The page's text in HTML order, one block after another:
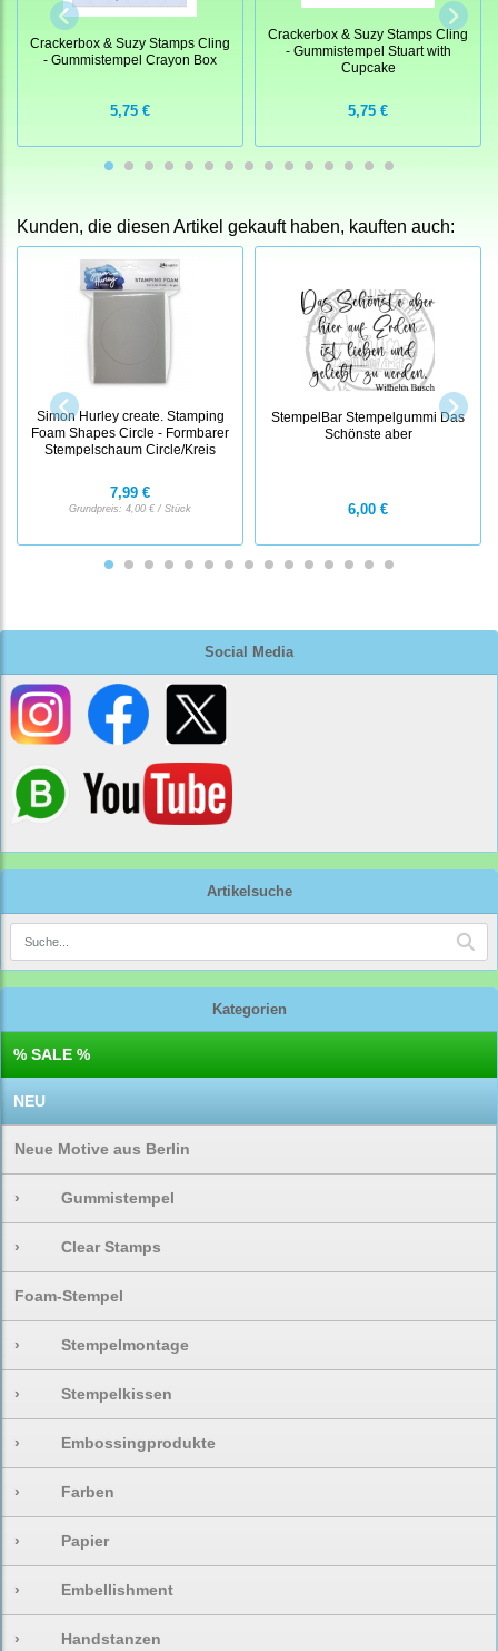
Social Media
Artikelsuche
Kategorien
% SALE %
NEU
Neue Motive aus Berlin
› Gummistempel
› Clear Stamps
Foam-Stempel
› Stempelmontage
› Stempelkissen
› Embossingprodukte
› Farben
› Papier
› Embellishment
› Handstanzen
Crackerbox & Suzy Stamps Cling
- Gummistempel Crayon Box
5,75 €
Crackerbox & Suzy Stamps Cling
- Gummistempel Stuart with
Cupcake
5,75 €
Kunden, die diesen Artikel gekauft haben, kauften auch:
Simon Hurley create. Stamping
Foam Shapes Circle - Formbarer
Stempelschaum Circle/Kreis
7,99 €
Grundpreis: 4,00 € / Stück
StempelBar Stempelgummi Das
Schönste aber
6,00 €